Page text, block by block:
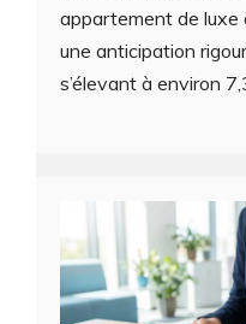
appartement de luxe
une anticipation
s’élevant à environ